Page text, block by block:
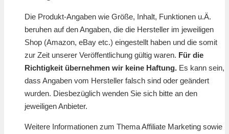
Die Produkt-Angaben wie Größe, Inhalt, Funktionen u.Ä.
beruhen auf den Angaben, die die Hersteller im jeweiligen
Shop (Amazon, eBay etc.) eingestellt haben und die somit
zur Zeit unserer Veröffentlichung gültig waren. Für die
Richtigkeit übernehmen wir keine Haftung. Es kann sein,
dass Angaben vom Hersteller falsch sind oder geändert
wurden. Diesbezüglich wenden Sie sich bitte an den
jeweiligen Anbieter.
Weitere Informationen zum Thema Affiliate Marketing sowie